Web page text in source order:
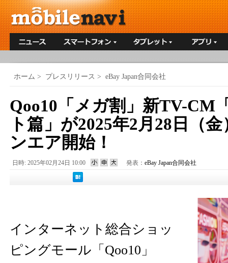
ホーム > プレスリリース > eBay Japan合同会社
Qoo10「メガ割」新TV-CM
ト篇」が2025年2月28日（
ンエア開始！
日時: 2025年02月24日 10:00 発表： eBay Japan合同会社
インターネット総合ショッ
ピングモール「Qoo10」